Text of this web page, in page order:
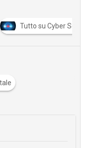
Tutto su Cyber Security